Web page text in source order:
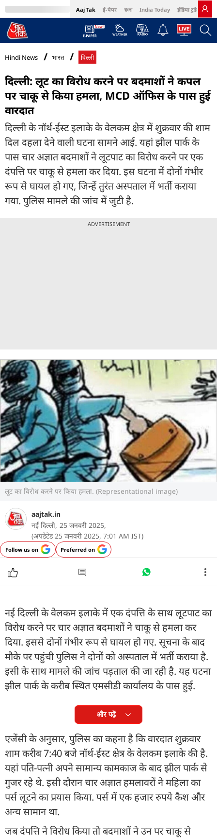
Aaj Tak ई-पेपर বাংলা India Today इंडिया टुडे हिंदी
MumbaiTak Cosmopolitan Harper's Bazaar Northeast
Hindi News भारत दिल्ली
दिल्ली: लूट का विरोध करने पर बदमाशों ने कपल
पर चाकू से किया हमला, MCD ऑफिस के पास हुई
वारदात
दिल्ली के नॉर्थ-ईस्ट इलाके के वेलकम क्षेत्र में शुक्रवार की शाम
दिल दहला देने वाली घटना सामने आई. यहां झील पार्क के
पास चार अज्ञात बदमाशों ने लूटपाट का विरोध करने पर एक
दंपत्ति पर चाकू से हमला कर दिया. इस घटना में दोनों गंभीर
रूप से घायल हो गए, जिन्हें तुरंत अस्पताल में भर्ती कराया
गया. पुलिस मामले की जांच में जुटी है.
ADVERTISEMENT
लूट का विरोध करने पर किया हमला. (Representational image)
aajtak.in
नई दिल्ली, 25 जनवरी 2025,
(अपडेटेड 25 जनवरी 2025, 7:01 AM IST)
Follow us on Preferred on
नई दिल्ली के वेलकम इलाके में एक दंपत्ति के साथ लूटपाट का
विरोध करने पर चार अज्ञात बदमाशों ने चाकू से हमला कर
दिया. इससे दोनों गंभीर रूप से घायल हो गए. सूचना के बाद
मौके पर पहुंची पुलिस ने दोनों को अस्पताल में भर्ती कराया है.
इसी के साथ मामले की जांच पड़ताल की जा रही है. यह घटना
झील पार्क के करीब स्थित एमसीडी कार्यालय के पास हुई.
और पढ़ें
एजेंसी के अनुसार, पुलिस का कहना है कि वारदात शुक्रवार
शाम करीब 7:40 बजे नॉर्थ-ईस्ट क्षेत्र के वेलकम इलाके की है.
यहां पति-पत्नी अपने सामान्य कामकाज के बाद झील पार्क से
गुजर रहे थे. इसी दौरान चार अज्ञात हमलावरों ने महिला का
पर्स लूटने का प्रयास किया. पर्स में एक हजार रुपये कैश और
अन्य सामान था.
जब दंपत्ति ने विरोध किया तो बदमाशों ने उन पर चाकू से